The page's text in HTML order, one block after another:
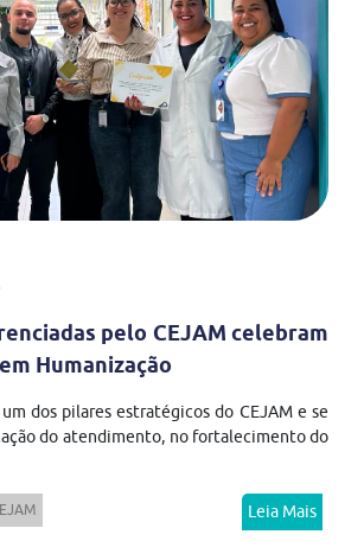
pelo CEJAM celebram
Humanização
dos pilares estratégicos do CEJAM e se
do atendimento, no fortalecimento do
Leia Mais